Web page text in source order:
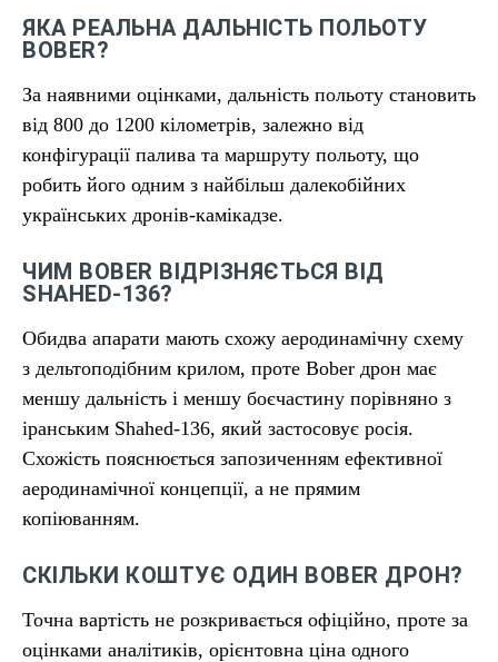
ЯКА РЕАЛЬНА ДАЛЬНІСТЬ ПОЛЬОТУ
BOBER?
За наявними оцінками, дальність польоту становить
від 800 до 1200 кілометрів, залежно від
конфігурації палива та маршруту польоту, що
робить його одним з найбільш далекобійних
українських дронів-камікадзе.
ЧИМ BOBER ВІДРІЗНЯЄТЬСЯ ВІД
SHAHED-136?
Обидва апарати мають схожу аеродинамічну схему
з дельтоподібним крилом, проте Bober дрон має
меншу дальність і меншу боєчастину порівняно з
іранським Shahed-136, який застосовує росія.
Схожість пояснюється запозиченням ефективної
аеродинамічної концепції, а не прямим
копіюванням.
СКІЛЬКИ КОШТУЄ ОДИН BOBER ДРОН?
Точна вартість не розкривається офіційно, проте за
оцінками аналітиків, орієнтовна ціна одного